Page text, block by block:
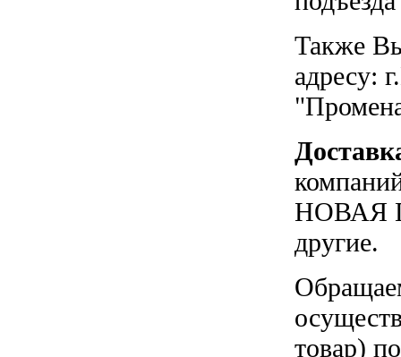
Также
адресу:
НОВАЯ
другие.
товар)